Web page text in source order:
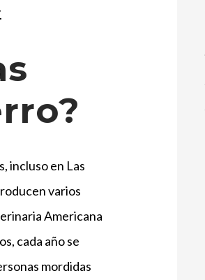
incluso en Las
varios
Americana
cada año se
mordidas